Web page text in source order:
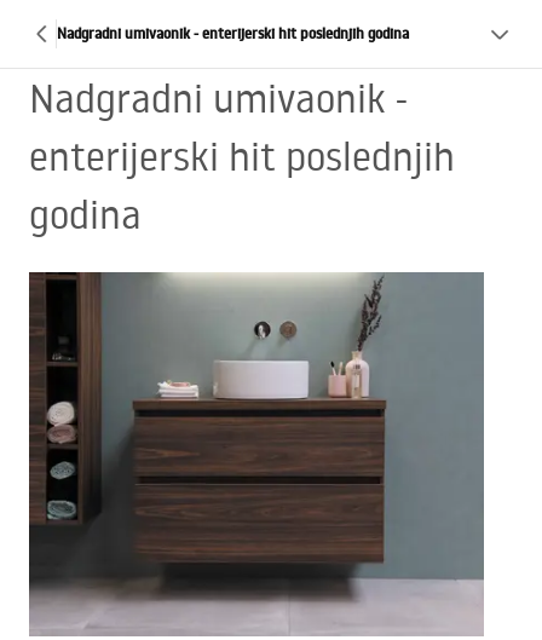
Nadgradni umivaonik - enterijerski hit poslednjih godina
Nadgradni umivaonik -
enterijerski hit poslednjih
godina